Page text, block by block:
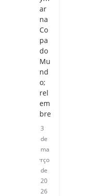
ar
na
Co
pa
do
Mu
nd
o;
rel
em
bre
3
de
ma
rço
de
20
26